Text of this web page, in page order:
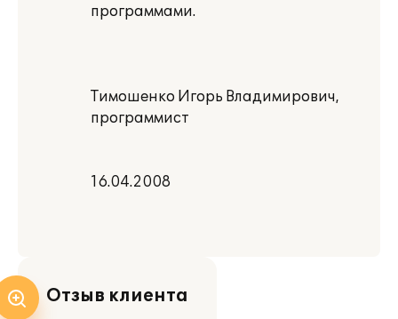
программами.
Тимошенко Игорь Владимирович,
программист
16.04.2008
Отзыв клиента